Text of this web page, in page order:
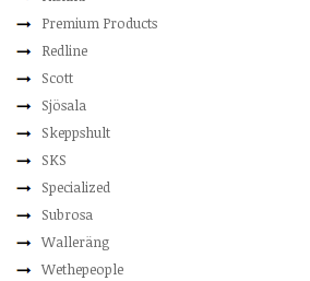
Premium Products
Redline
Scott
Sjösala
Skeppshult
SKS
Specialized
Subrosa
Walleräng
Wethepeople